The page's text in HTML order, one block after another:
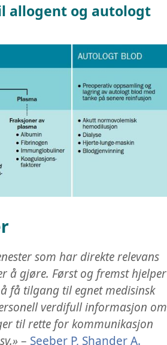
allogent og autologt
som har direkte relevans
å gjøre. Først og fremst hjelper
få tilgang til egnet medisinsk
verdifull informasjon om
til rette for kommunikasjon
– Seeber P, Shander A.